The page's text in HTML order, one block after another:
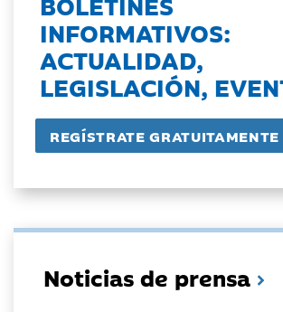
INFORMATIVOS:
ACTUALIDAD,
LEGISLACIÓN,
Noticias de prensa